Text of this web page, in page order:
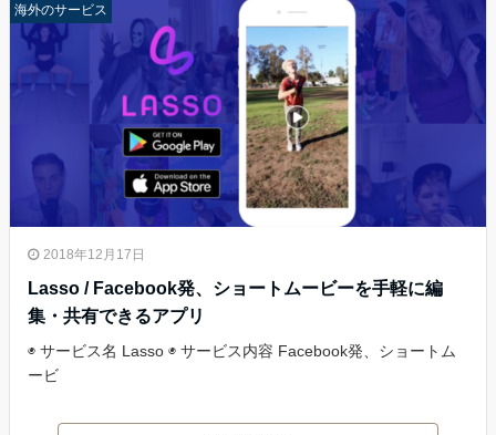
海外のサービス
2018年12月17日
Lasso / Facebook発、ショートムービーを手軽に編
集・共有できるアプリ
◉ サービス名 Lasso ◉ サービス内容 Facebook発、ショートム
ービ